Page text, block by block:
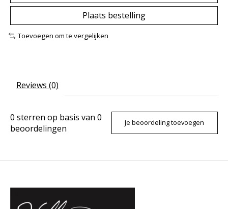
Plaats bestelling
Toevoegen om te vergelijken
Reviews (0)
0 sterren op basis van 0
beoordelingen
Je beoordeling toevoegen